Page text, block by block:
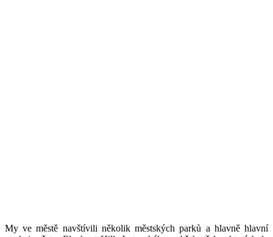
My ve městě navštívili několik městských parků a hlavně hlavní